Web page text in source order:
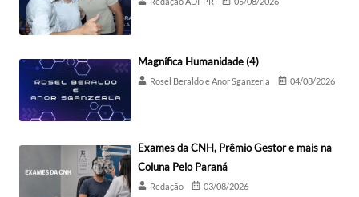
Magnífica Humanidade (4)
Rosel Beraldo e Anor Sganzerla 04/08/2026
Exames da CNH, Prêmio Gestor e mais na
Coluna Pelo Paraná
Redação 03/08/2026